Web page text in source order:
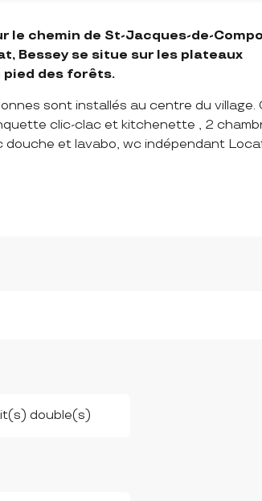
le chemin de St-Jacques-de-
Bessey se situe sur les plateaux
pied des forêts.
sont installés au centre du village.
clic-clac et kitchenette , 2
et lavabo, wc indépendant
double(s)